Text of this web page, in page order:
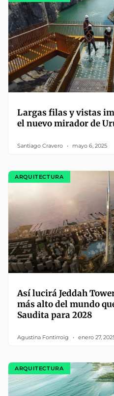
Largas filas y vistas
el nuevo mirador de
Santiago Cravero mayo 6, 2025
ARQUITECTURA
Así lucirá Jeddah
más alto del mundo
Saudita para 2028
Agustina Fontirroig enero 27,
ARQUITECTURA